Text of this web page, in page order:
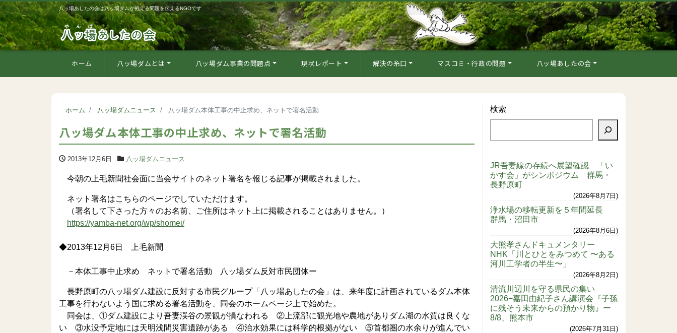
八ッ場あしたの会は八ッ場ダムが抱える問題を伝えるNGOです
ホーム 八ッ場ダムとは 八ッ場ダム事業の問題点 現状レポート 解決の糸口 マスコミ・行政の問題 八ッ場あしたの会
ホーム 八ッ場ダムニュース 八ッ場ダム本体工事の中止求め、ネットで署名活動
八ッ場ダム本体工事の中止求め、ネットで署名活動
2013年12月6日 八ッ場ダムニュース
今朝の上毛新聞社会面に当会サイトのネット署名を報じる記事が掲載されました。
ネット署名はこちらのページでしていただけます。
（署名して下さった方々のお名前、ご住所はネット上に掲載されることはありません。）
https://yamba-net.org/wp/shomei/
◆2013年12月6日 上毛新聞
－本体工事中止求め ネットで署名活動 八ッ場ダム反対市民団体ー
長野原町の八ッ場ダム建設に反対する市民グループ「八ッ場あしたの会」は、来年度に計画されているダム本体
工事を行わないよう国に求める署名活動を、同会のホームページ上で始めた。
同会は、①ダム建設により吾妻渓谷の景観が損なわれる ②上流部に観光地や農地がありダム湖の水質は良くな
い ③水没予定地には天明浅間災害遺跡がある ④治水効果には科学的根拠がない ⑤首都圏の水余りが進んでい
検索
JR吾妻線の存続へ展望確認 「い
かす会」がシンポジウム 群馬・
長野原町
2026年8月7日
浄水場の移転更新を５年間延長
群馬・沼田市
2026年8月6日
大熊孝さんドキュメンタリー
NHK「川とひとをみつめて 〜ある
河川工学者の半生〜」
2026年8月2日
清流川辺川を守る県民の集い
2026−嘉田由紀子さん講演会『子孫
に残そう未来からの預かり物』ー
8/8、熊本市
2026年7月31日